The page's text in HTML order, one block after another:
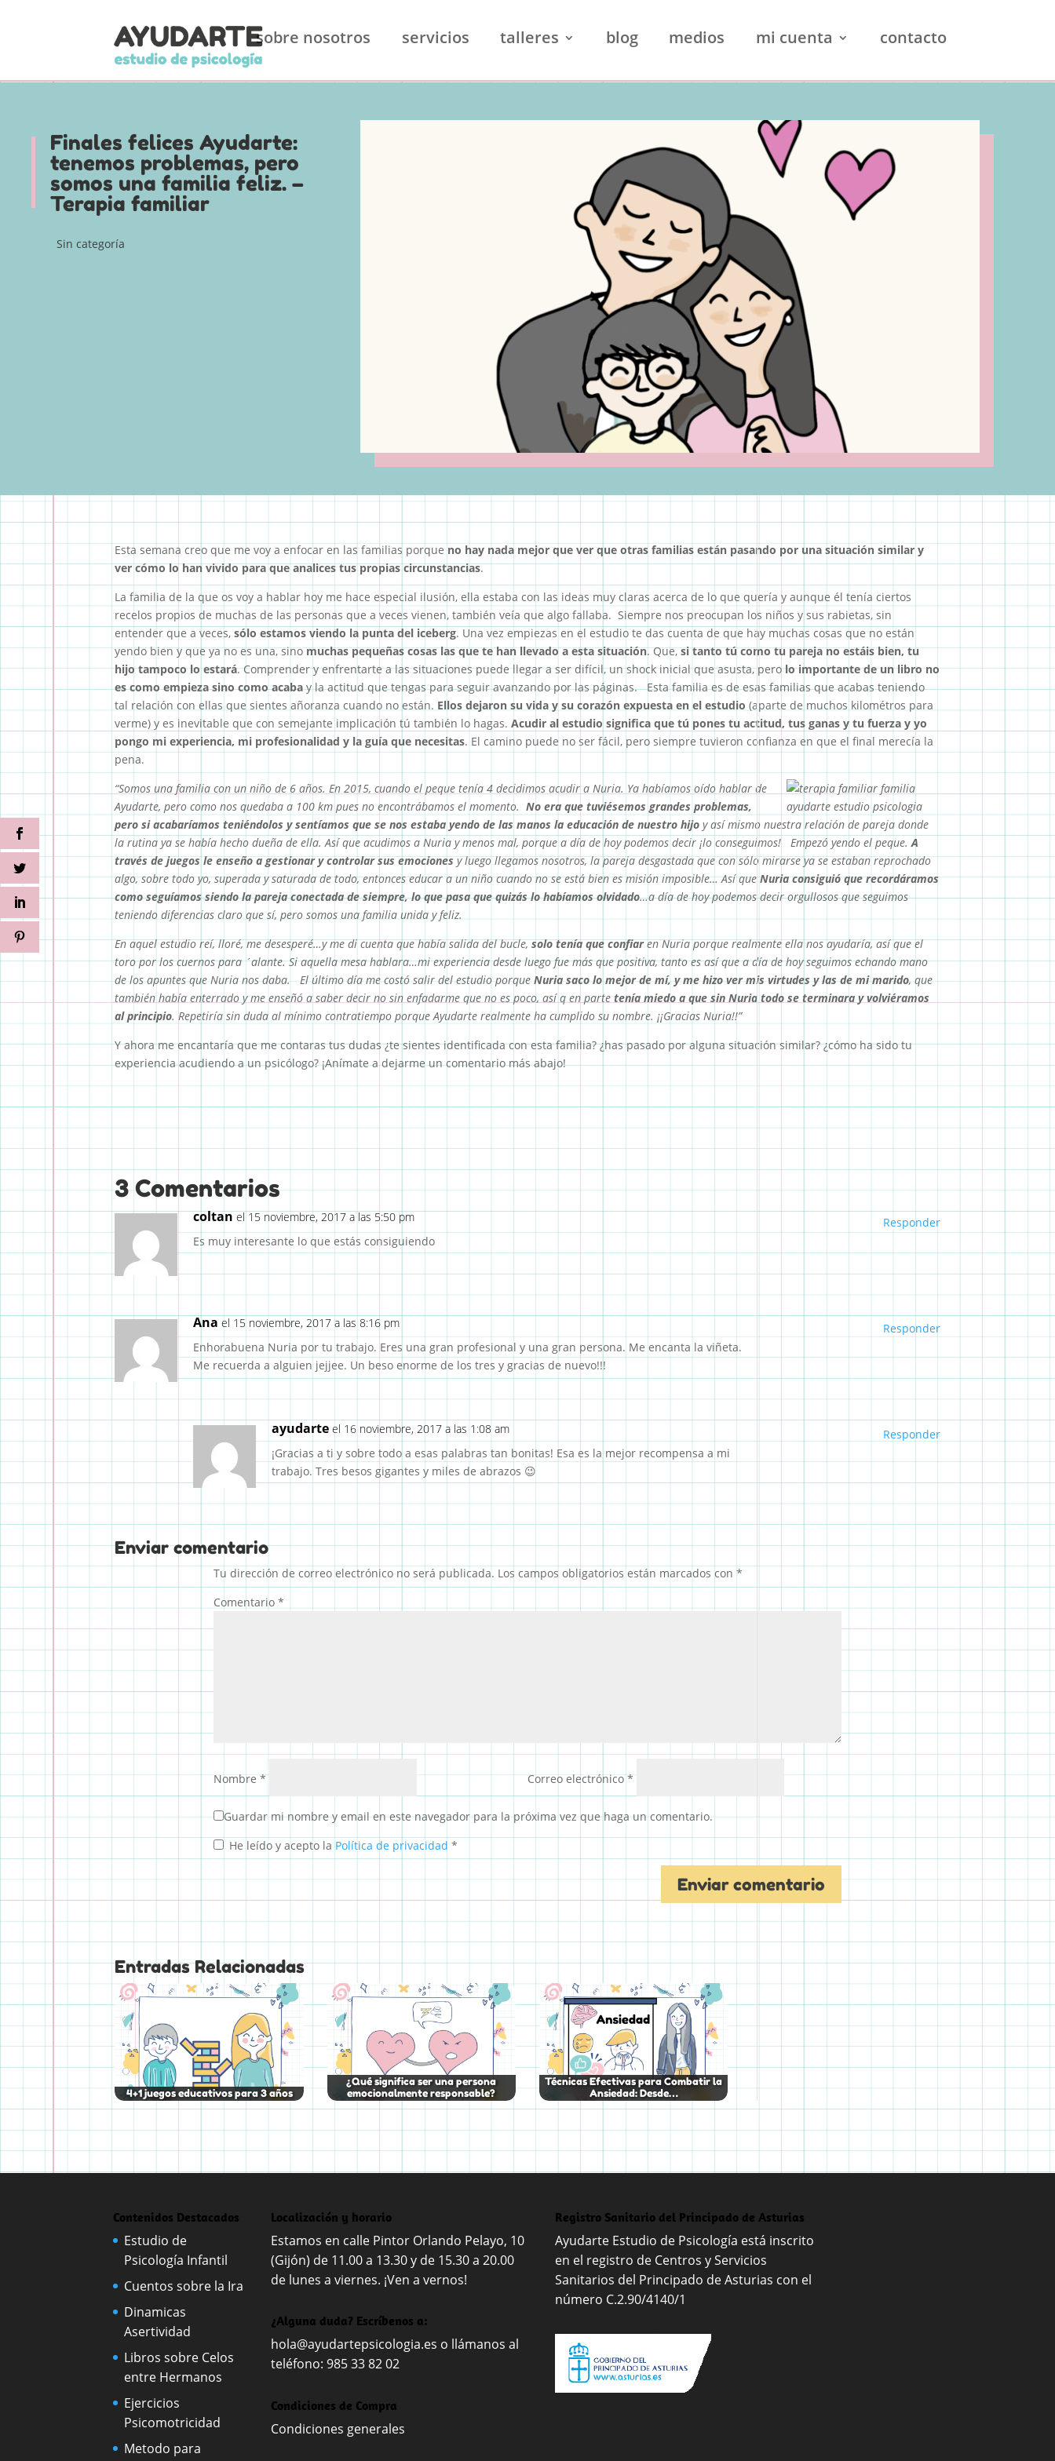
sobre nosotros servicios talleres blog medios mi cuenta contacto
Finales felices Ayudarte:
tenemos problemas, pero
somos una familia feliz. –
Terapia familiar
Sin categoría
Esta semana creo que me voy a enfocar en las familias porque no hay nada mejor que ver que otras familias están pasando por una situación similar y
ver cómo lo han vivido para que analices tus propias circunstancias.
La familia de la que os voy a hablar hoy me hace especial ilusión, ella estaba con las ideas muy claras acerca de lo que quería y aunque él tenía ciertos
recelos propios de muchas de las personas que a veces vienen, también veía que algo fallaba. Siempre nos preocupan los niños y sus rabietas, sin
entender que a veces,sólo estamos viendo la punta del iceberg. Una vez empiezas en el estudio te das cuenta de que hay muchas cosas que no están
yendo bien y que ya no es una, sinomuchas pequeñas cosas las que te han llevado a esta situación. Que,si tanto tú como tu pareja no estáis bien, tu
hijo tampoco lo estará. Comprender y enfrentarte a las situaciones puede llegar a ser difícil, un shock inicial que asusta, perolo importante de un libro no
es como empieza sino como acabay la actitud que tengas para seguir avanzando por las páginas. Esta familia es de esas familias que acabas teniendo
tal relación con ellas que sientes añoranza cuando no están. Ellos dejaron su vida y su corazón expuesta en el estudio (aparte de muchos kilométros para
verme) y es inevitable que con semejante implicación tú también lo hagas.Acudir al estudio significa que tú pones tu actitud, tus ganas y tu fuerza y yo
pongo mi experiencia, mi profesionalidad y la guía que necesitas. El camino puede no ser fácil, pero siempre tuvieron confianza en que el final merecía la
pena.
“Somos una familia con un niño de 6 años. En 2015, cuando el peque tenía 4 decidimos acudir a Nuria. Ya habíamos oído hablar de
Ayudarte, pero como nos quedaba a 100 km pues no encontrábamos el momento.No era que tuviésemos grandes problemas,
pero si acabaríamos teniéndolos y sentíamos que se nos estaba yendo de las manos la educación de nuestro hijo y así mismo nuestra relación de pareja donde
la rutina ya se había hecho dueña de ella. Así que acudimos a Nuria y menos mal, porque a día de hoy podemos decir ¡lo conseguimos!
Empezó yendo el peque.A
través de juegos le enseño a gestionar y controlar sus emocionesy luego llegamos nosotros, la pareja desgastada que con sólo mirarse ya se estaban reprochado
algo, sobre todo yo, superada y saturada de todo, entonces educar a un niño cuando no se está bien es misión imposible… Así queNuria consiguió que recordáramos
como seguíamos siendo la pareja conectada de siempre, lo que pasa que quizás lo habíamos olvidado…a día de hoy podemos decir orgullosos que seguimos
teniendo diferencias claro que sí, pero somos una familia unida y feliz.
En aquel estudio reí, lloré, me desesperé…y me di cuenta que había salida del bucle,solo tenía que confiaren Nuria porque realmente ella nos ayudaría, así que el
toro por los cuernos para ´alante. Si aquella mesa hablara…mi experiencia desde luego fue más que positiva, tanto es así que a día de hoy seguimos echando mano
de los apuntes que Nuria nos daba. El último día me costó salir del estudio porqueNuria saco lo mejor de mí, y me hizo ver mis virtudes y las de mi marido, que
también había enterrado y me enseñó a saber decir no sin enfadarme que no es poco, así q en partetenía miedo a que sin Nuria todo se terminara y volviéramos
al principio. Repetiría sin duda al mínimo contratiempo porque Ayudarte realmente ha cumplido su nombre. ¡¡Gracias Nuria!!”
Y ahora me encantaría que me contaras tus dudas ¿te sientes identificada con esta familia? ¿has pasado por alguna situación similar? ¿cómo ha sido tu
experiencia acudiendo a un psicólogo? ¡Anímate a dejarme un comentario más abajo!
3 Comentarios
coltan el 15 noviembre, 2017 a las 5:50 pm
Es muy interesante lo que estás consiguiendo
Responder
Ana el 15 noviembre, 2017 a las 8:16 pm
Enhorabuena Nuria por tu trabajo. Eres una gran profesional y una gran persona. Me encanta la viñeta.
Me recuerda a alguien jejjee. Un beso enorme de los tres y gracias de nuevo!!!
Responder
ayudarte el 16 noviembre, 2017 a las 1:08 am
¡Gracias a ti y sobre todo a esas palabras tan bonitas! Esa es la mejor recompensa a mi
trabajo. Tres besos gigantes y miles de abrazos 😉
Responder
Enviar comentario
Tu dirección de correo electrónico no será publicada. Los campos obligatorios están marcados con *
Comentario *
Nombre* Correo electrónico*
Guardar mi nombre y email en este navegador para la próxima vez que haga un comentario.
He leído y acepto la Política de privacidad *
Entradas Relacionadas
4+1 juegos educativos para 3 años
¿Qué significa ser una persona
emocionalmente responsable?
Técnicas Efectivas para Combatir la
Ansiedad: Desde…
Contenidos Destacados
Estudio de
Psicología Infantil
Cuentos sobre la Ira
Dinamicas
Asertividad
Libros sobre Celos
entre Hermanos
Ejercicios
Psicomotricidad
Metodo para
Localización y horario
Estamos en calle Pintor Orlando Pelayo, 10
(Gijón) de 11.00 a 13.30 y de 15.30 a 20.00
de lunes a viernes. ¡Ven a vernos!
¿Alguna duda? Escríbenos a:
hola@ayudartepsicologia.es o llámanos al
teléfono: 985 33 82 02
Condiciones de Compra
Condiciones generales
Registro Sanitario del Principado de Asturias
Ayudarte Estudio de Psicología está inscrito
en el registro de Centros y Servicios
Sanitarios del Principado de Asturias con el
número C.2.90/4140/1